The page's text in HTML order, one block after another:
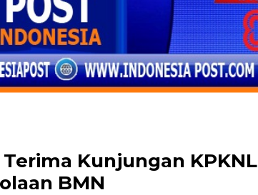
Kunjungan KPKNL
BMN